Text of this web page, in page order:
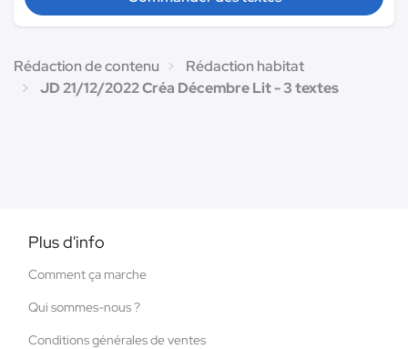
Rédaction de contenu
Rédaction habitat
JD 21/12/2022 Créa Décembre Lit - 3 textes
Plus d'info
Comment ça marche
Qui sommes-nous ?
Conditions générales de ventes